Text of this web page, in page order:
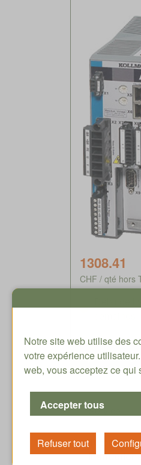
1308.41
CHF / qté hors
Service
Tutoriaux
Notre site web utilise des
votre expérience
web, vous acceptez ce qui